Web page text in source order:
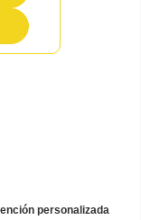
personalizada